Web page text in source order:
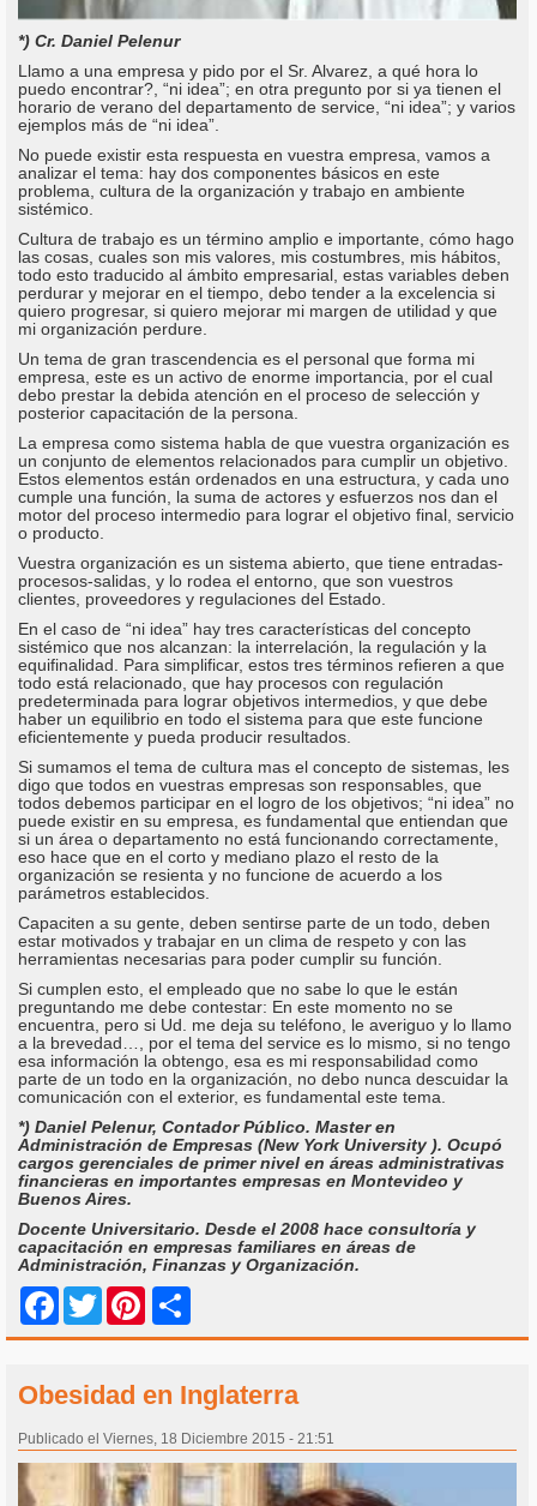
*) Cr. Daniel Pelenur
Llamo a una empresa y pido por el Sr. Alvarez, a qué hora lo
puedo encontrar?, “ni idea”; en otra pregunto por si ya tienen el
horario de verano del departamento de service, “ni idea”; y varios
ejemplos más de “ni idea”.
No puede existir esta respuesta en vuestra empresa, vamos a
analizar el tema: hay dos componentes básicos en este
problema, cultura de la organización y trabajo en ambiente
sistémico.
Cultura de trabajo es un término amplio e importante, cómo hago
las cosas, cuales son mis valores, mis costumbres, mis hábitos,
todo esto traducido al ámbito empresarial, estas variables deben
perdurar y mejorar en el tiempo, debo tender a la excelencia si
quiero progresar, si quiero mejorar mi margen de utilidad y que
mi organización perdure.
Un tema de gran trascendencia es el personal que forma mi
empresa, este es un activo de enorme importancia, por el cual
debo prestar la debida atención en el proceso de selección y
posterior capacitación de la persona.
La empresa como sistema habla de que vuestra organización es
un conjunto de elementos relacionados para cumplir un objetivo.
Estos elementos están ordenados en una estructura, y cada uno
cumple una función, la suma de actores y esfuerzos nos dan el
motor del proceso intermedio para lograr el objetivo final, servicio
o producto.
Vuestra organización es un sistema abierto, que tiene entradas-
procesos-salidas, y lo rodea el entorno, que son vuestros
clientes, proveedores y regulaciones del Estado.
En el caso de “ni idea” hay tres características del concepto
sistémico que nos alcanzan: la interrelación, la regulación y la
equifinalidad. Para simplificar, estos tres términos refieren a que
todo está relacionado, que hay procesos con regulación
predeterminada para lograr objetivos intermedios, y que debe
haber un equilibrio en todo el sistema para que este funcione
eficientemente y pueda producir resultados.
Si sumamos el tema de cultura mas el concepto de sistemas, les
digo que todos en vuestras empresas son responsables, que
todos debemos participar en el logro de los objetivos; “ni idea” no
puede existir en su empresa, es fundamental que entiendan que
si un área o departamento no está funcionando correctamente,
eso hace que en el corto y mediano plazo el resto de la
organización se resienta y no funcione de acuerdo a los
parámetros establecidos.
Capaciten a su gente, deben sentirse parte de un todo, deben
estar motivados y trabajar en un clima de respeto y con las
herramientas necesarias para poder cumplir su función.
Si cumplen esto, el empleado que no sabe lo que le están
preguntando me debe contestar: En este momento no se
encuentra, pero si Ud. me deja su teléfono, le averiguo y lo llamo
a la brevedad…, por el tema del service es lo mismo, si no tengo
esa información la obtengo, esa es mi responsabilidad como
parte de un todo en la organización, no debo nunca descuidar la
comunicación con el exterior, es fundamental este tema.
*) Daniel Pelenur, Contador Público. Master en
Administración de Empresas (New York University ). Ocupó
cargos gerenciales de primer nivel en áreas administrativas
financieras en importantes empresas en Montevideo y
Buenos Aires.
Docente Universitario. Desde el 2008 hace consultoría y
capacitación en empresas familiares en áreas de
Administración, Finanzas y Organización.
Facebook
Twitter Pinterest
Obesidad en Inglaterra
Publicado el Viernes, 18 Diciembre 2015 - 21:51